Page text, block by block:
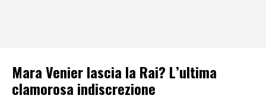
Mara Venier lascia la Rai? L’ultima
clamorosa indiscrezione